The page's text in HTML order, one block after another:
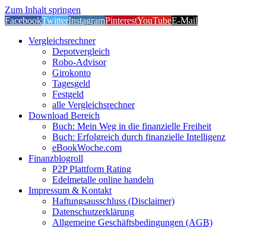
Zum Inhalt springen
FacebookTwitterInstagramPinterestYouTubeE-Mail
Vergleichsrechner
Depotvergleich
Robo-Advisor
Girokonto
Tagesgeld
Festgeld
alle Vergleichsrechner
Download Bereich
Buch: Mein Weg in die finanzielle Freiheit
Buch: Erfolgreich durch finanzielle Intelligenz
eBookWoche.com
Finanzblogroll
P2P Plattform Rating
Edelmetalle online handeln
Impressum & Kontakt
Haftungsausschluss (Disclaimer)
Datenschutzerklärung
Allgemeine Geschäftsbedingungen (AGB)